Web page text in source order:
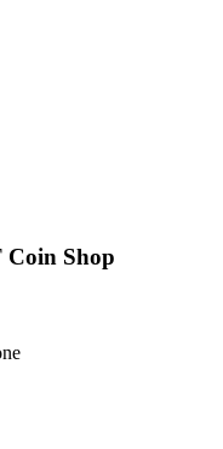
Coin Shop